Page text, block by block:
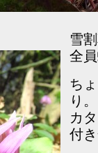
雪
全
ち
り。
カ
付